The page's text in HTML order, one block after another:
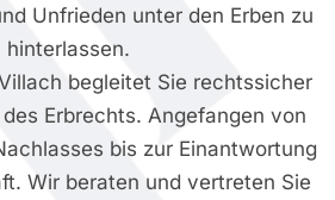
Unfrieden unter den Erben zu
hinterlassen.
begleitet Sie rechtssicher
Erbrechts. Angefangen von
bis zur Einantwortung
Wir beraten und vertreten Sie